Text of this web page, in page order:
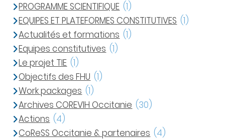
PROGRAMME SCIENTIFIQUE (1)
EQUIPES ET PLATEFORMES CONSTITUTIVES (1)
Actualités et formations (1)
Equipes constitutives (1)
Le projet TIE (1)
Objectifs des FHU (1)
Work packages (1)
Archives COREVIH Occitanie (30)
Actions (4)
CoReSS Occitanie & partenaires (4)